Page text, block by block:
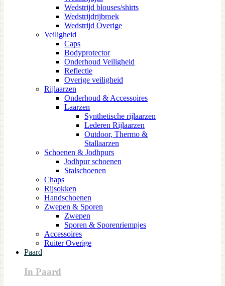
Wedstrijd blouses/shirts
Wedstrijdrijbroek
Wedstrijd Overige
Veiligheid
Caps
Bodyprotector
Onderhoud Veiligheid
Reflectie
Overige veiligheid
Rijlaarzen
Onderhoud & Accessoires
Laarzen
Synthetische rijlaarzen
Lederen Rijlaarzen
Outdoor, Thermo &
Stallaarzen
Schoenen & Jodhpurs
Jodhpur schoenen
Stalschoenen
Chaps
Rijsokken
Handschoenen
Zwepen & Sporen
Zwepen
Sporen & Sporenriempjes
Accessoires
Ruiter Overige
Paard
In Paard